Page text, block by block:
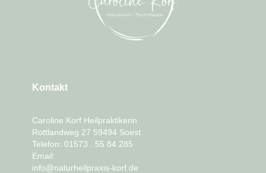
Kontakt
Caroline Korf Heilpraktikerin
Rottlandweg 27 59494 Soest
Telefon: 01573 . 55 84 285
Email:
info@naturheilpraxis-korf.de